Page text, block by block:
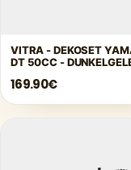
VITRA - DEKOSET
DT 50CC -
169.90€